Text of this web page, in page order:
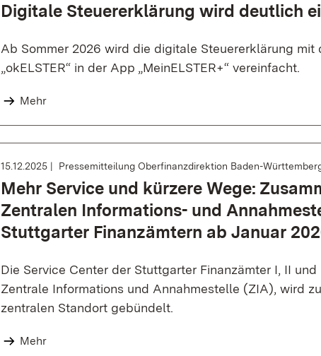
Digitale Steuererklärung wird deutlich
Ab Sommer 2026 wird die digitale Steuererklärung mit
„okELSTER“ in der App „MeinELSTER+“ vereinfacht.
Mehr
15.12.2025 Pressemitteilung Oberfinanzdirektion Baden-
Mehr Service und kürzere Wege:
Zentralen Informations- und
Stuttgarter Finanzämtern ab Januar
Die Service Center der Stuttgarter Finanzämter I, II
Zentrale Informations und Annahmestelle (ZIA), wird
zentralen Standort gebündelt.
Mehr